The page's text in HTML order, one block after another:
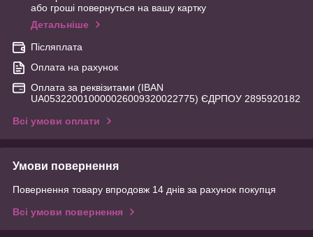
або гроші повернуться на вашу картку
Детальніше
Післяплата
Оплата на рахунок
Оплата за реквізитами (IBAN
UA053220010000026009320022775) ЄДРПОУ 2895920182
Всі умови оплати
Умови повернення
Повернення товару впродовж 14 днів за рахунок покупця
Всі умови повернення